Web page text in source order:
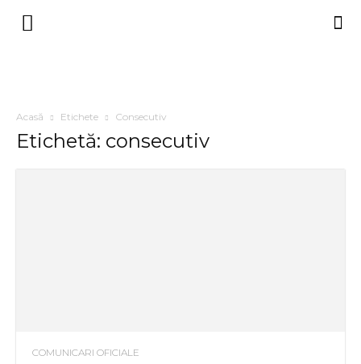
Acasă Etichete Consecutiv
Etichetă: consecutiv
COMUNICARI OFICIALE